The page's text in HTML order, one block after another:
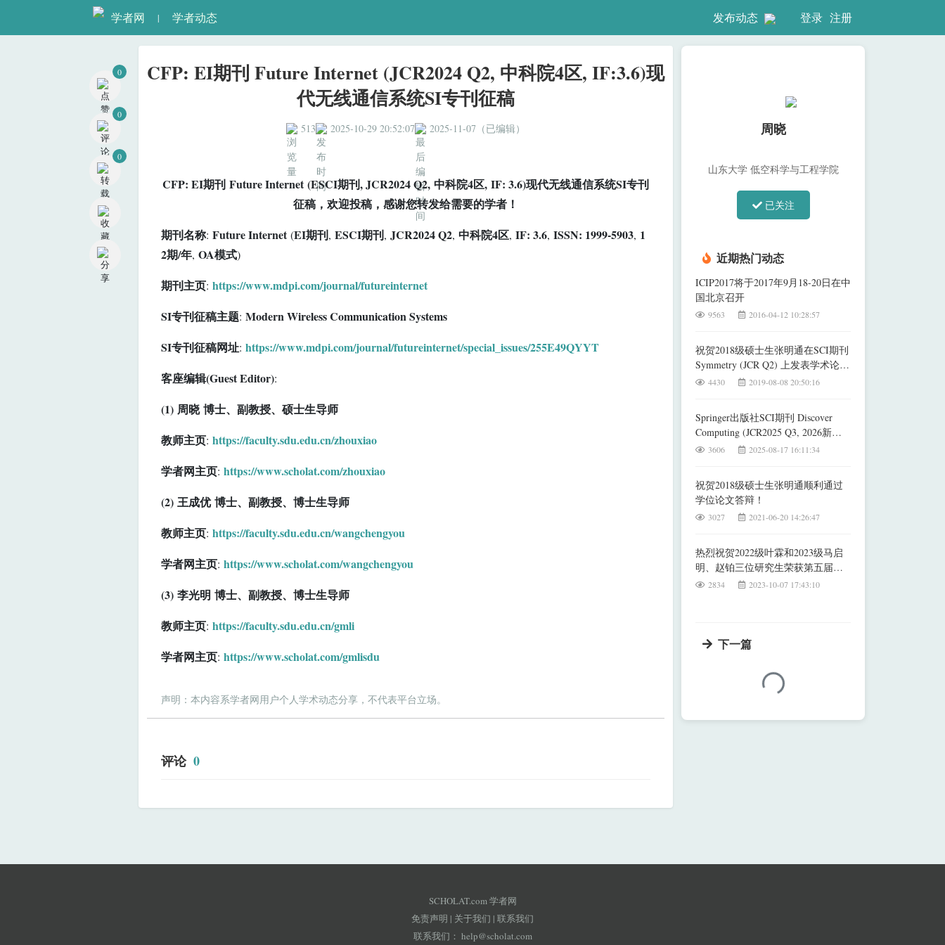
学者网 | 学者动态 发布动态 登录 注册
CFP: EI期刊 Future Internet (JCR2024 Q2, 中科院4区, IF:3.6)现
代无线通信系统SI专刊征稿
513 2025-10-29 20:52:07 2025-11-07（已编辑）
CFP: EI期刊 Future Internet (ESCI期刊, JCR2024 Q2, 中科院4区, IF: 3.6)现代无线通信系统SI专刊
征稿，欢迎投稿，感谢您转发给需要的学者！
期刊名称: Future Internet(EI期刊, ESCI期刊, JCR2024 Q2, 中科院4区, IF: 3.6, ISSN: 1999-5903, 1
2期/年, OA模式)
期刊主页: https://www.mdpi.com/journal/futureinternet
SI专刊征稿主题: Modern Wireless Communication Systems
SI专刊征稿网址: https://www.mdpi.com/journal/futureinternet/special_issues/255E49QYYT
客座编辑(Guest Editor):
(1) 周晓 博士、副教授、硕士生导师
教师主页: https://faculty.sdu.edu.cn/zhouxiao
学者网主页: https://www.scholat.com/zhouxiao
(2) 王成优 博士、副教授、博士生导师
教师主页: https://faculty.sdu.edu.cn/wangchengyou
学者网主页: https://www.scholat.com/wangchengyou
(3) 李光明 博士、副教授、博士生导师
教师主页: https://faculty.sdu.edu.cn/gmli
学者网主页: https://www.scholat.com/gmlisdu
声明：本内容系学者网用户个人学术动态分享，不代表平台立场。
评论 0
周晓
山东大学 低空科学与工程学院
已关注
近期热门动态
ICIP2017将于2017年9月18-20日在中
国北京召开
9563 2016-04-12 10:28:57
祝贺2018级硕士生张明通在SCI期刊
Symmetry (JCR Q2) 上发表学术论
文！4430 2019-08-08 20:50:16
Springer出版社SCI期刊 Discover
Computing (JCR2025 Q3, 2026新锐3
区, IF: 1.9) SI专刊征稿CFP
3606 2025-08-17 16:11:34
祝贺2018级硕士生张明通顺利通过
学位论文答辩！
3027 2021-06-20 14:26:47
热烈祝贺2022级叶霖和2023级马启
明、赵铂三位研究生荣获第五届中
国研究生人工智能创新大赛一等
2834 2023-10-07 17:43:10
下一篇
加载中...
SCHOLAT.com 学者网
免责声明 | 关于我们 | 联系我们
联系我们： help@scholat.com